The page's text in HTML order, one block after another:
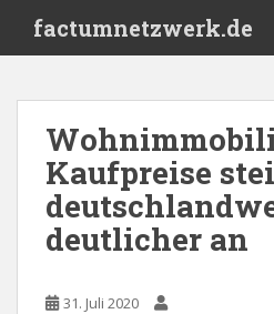
i
factumnetzwerk.de
Kaufpreise
deutlicher an
31. Juli 2020